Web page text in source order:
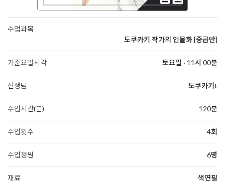
수업과목
도쿠카키 작가의 인물화 [중급반]
기준요일시각 토요일 · 11시 00분
선생님 도쿠카키t
수업시간(분) 120분
수업횟수 4회
수업정원 6명
재료 색연필